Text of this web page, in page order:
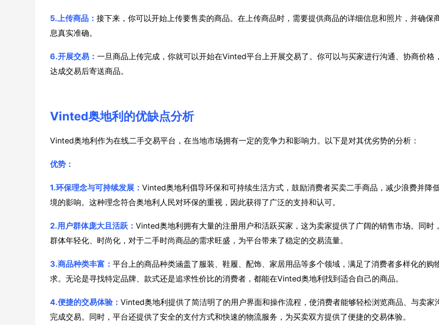
5.上传商品： 接下来，你可以开始上传要售卖的商品。在上传商品时，需要提供商品的详细信息和照片，并确保
息真实准确。
6.开展交易： 一旦商品上传完成，你就可以开始在Vinted平台上开展交易了。你可以与买家进行沟通、协商价格
达成交易后寄送商品。
Vinted奥地利的优缺点分析
Vinted奥地利作为在线二手交易平台，在当地市场拥有一定的竞争力和影响力。以下是对其优劣势的分析：
优势：
1.环保理念与可持续发展： Vinted奥地利倡导环保和可持续生活方式，鼓励消费者买卖二手商品，减少浪费并降
境的影响。这种理念符合奥地利人民对环保的重视，因此获得了广泛的支持和认可。
2.用户群体庞大且活跃： Vinted奥地利拥有大量的注册用户和活跃买家，这为卖家提供了广阔的销售市场。同时
群体年轻化、时尚化，对于二手时尚商品的需求旺盛，为平台带来了稳定的交易流量。
3.商品种类丰富： 平台上的商品种类涵盖了服装、鞋履、配饰、家居用品等多个领域，满足了消费者多样化的购
求。无论是寻找特定品牌、款式还是追求性价比的消费者，都能在Vinted奥地利找到适合自己的商品。
4.便捷的交易体验： Vinted奥地利提供了简洁明了的用户界面和操作流程，使消费者能够轻松浏览商品、与卖家
完成交易。同时，平台还提供了安全的支付方式和快速的物流服务，为买卖双方提供了便捷的交易体验。